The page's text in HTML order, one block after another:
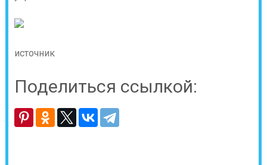
источник
Поделиться ссылкой: